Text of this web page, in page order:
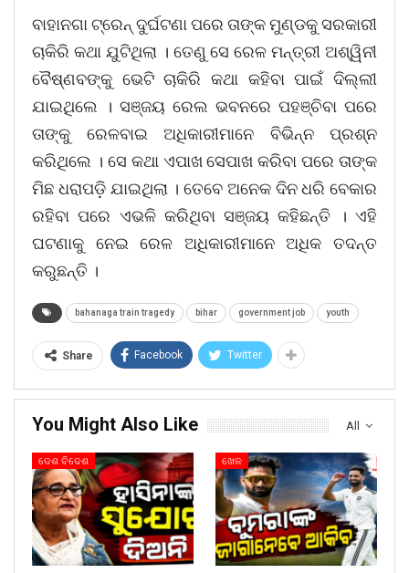
ବାହାନଗା ଟ୍ରେନ୍ ଦୁର୍ଘଟଣା ପରେ ତାଙ୍କ ମୁଣ୍ଡକୁ ସରକାରୀ
ଚାକିରି କଥା ଯୁଟିଥିଲା । ତେଣୁ ସେ ରେଳ ମନ୍ତ୍ରୀ ଅଶ୍ୱିନୀ
ବୈଷ୍ଣବଙ୍କୁ ଭେଟି ଚାକିରି କଥା କହିବା ପାଇଁ ଦିଲ୍ଲୀ
ଯାଇଥିଲେ । ସଞ୍ଜୟ ରେଲ ଭବନରେ ପହଞ୍ଚିବା ପରେ
ତାଙ୍କୁ ରେଳବାଇ ଅଧିକାରୀମାନେ ବିଭିନ୍ନ ପ୍ରଶ୍ନ
କରିଥିଲେ । ସେ କଥା ଏପାଖ ସେପାଖ କରିବା ପରେ ତାଙ୍କ
ମିଛ ଧରାପଡ଼ି ଯାଇଥିଲା । ତେବେ ଅନେକ ଦିନ ଧରି ବେକାର
ରହିବା ପରେ ଏଭଳି କରିଥିବା ସଞ୍ଜୟ କହିଛନ୍ତି । ଏହି
ଘଟଣାକୁ ନେଇ ରେଳ ଅଧିକାରୀମାନେ ଅଧିକ ତଦନ୍ତ
କରୁଛନ୍ତି ।
bahanaga train tragedy bihar government job youth
Share Facebook Twitter
All
You Might Also Like
ଦେଶ ବିଦେଶ ଖେଳ